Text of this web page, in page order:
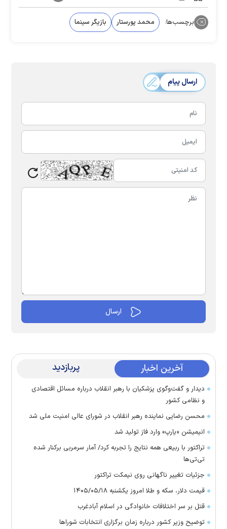
برچسب‌ها: محمد پورستار بازیگر سینما
ارسال پیام
آخرین اخبار پربازدید
دیدار و گفت‌وگوی پزشکیان با رهبر انقلاب درباره مسائل اقتصادی
و نظامی کشور
محسن رضایی نماینده رهبر انقلاب در شورای عالی امنیت ملی شد
انیمیشن «یارپ» وارد فاز تولید شد
تراکتور با ربیعی همه نتایج را تجربه کرد/ آمار سرمربی برکنار شده
تی‌تی‌ها
جزئیات تغییر ناگهانی روی نیمکت تراکتور
قیمت دلار، سکه و طلا امروز یکشنبه ۱۴۰۵/۰۵/۱۸
قتل بر سر اختلافات خانوادگی در اسلام آبادغرب
توضیح وزیر کشور درباره زمان برگزاری انتخابات شورا‌ها